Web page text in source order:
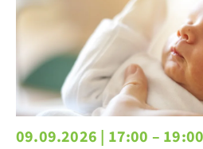
09.09.2026 | 17:00 –